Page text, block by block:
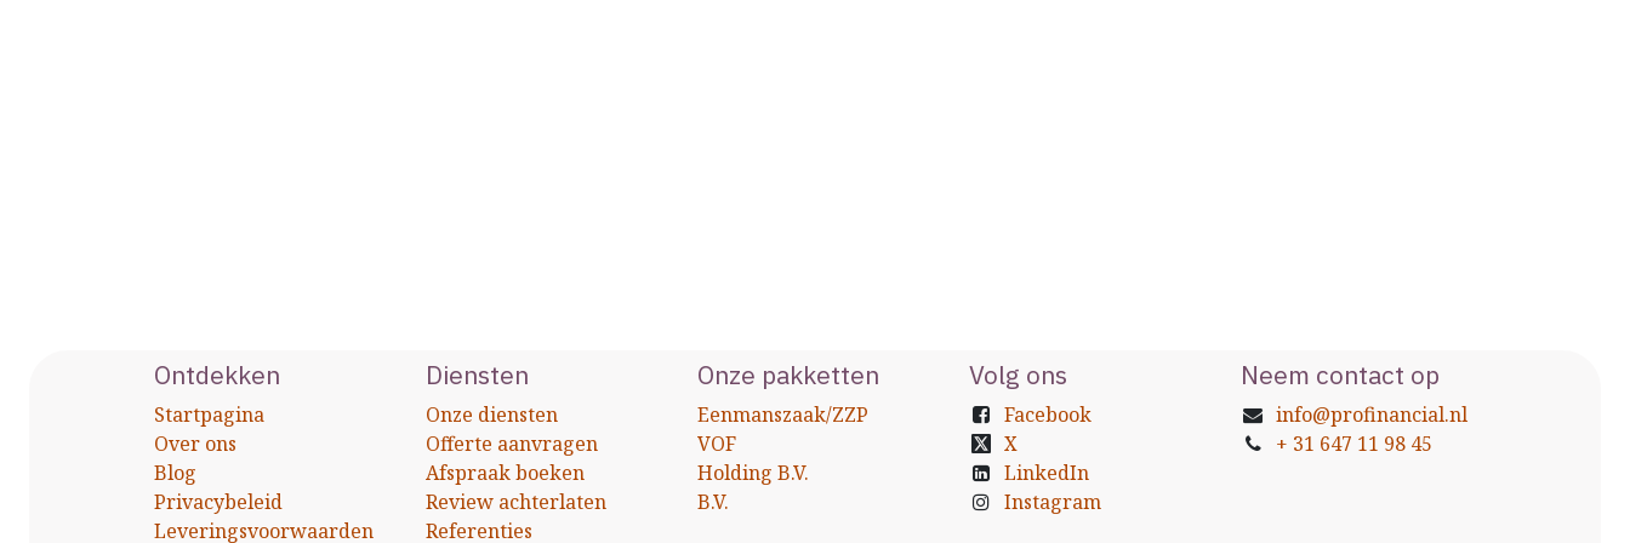
Ontdekken
Startpagina
Over ons
Blog
Privacybeleid
Leveringsvoorwaarden
Diensten
Onze diensten
Offerte aanvragen
Afspraak boeken
Review achterlaten
Referenties
Onze pakketten
Eenmanszaak/ZZP
VOF
Holding B.V.
B.V.
Volg ons
Facebook
X
LinkedIn
Instagram
Neem contact op
info@profinancial.nl
+ 31 647 11 98 45